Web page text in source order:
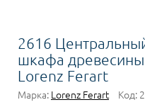
2616
шкафа древесины
Lorenz Ferart
Марка: Lorenz Ferart Код: